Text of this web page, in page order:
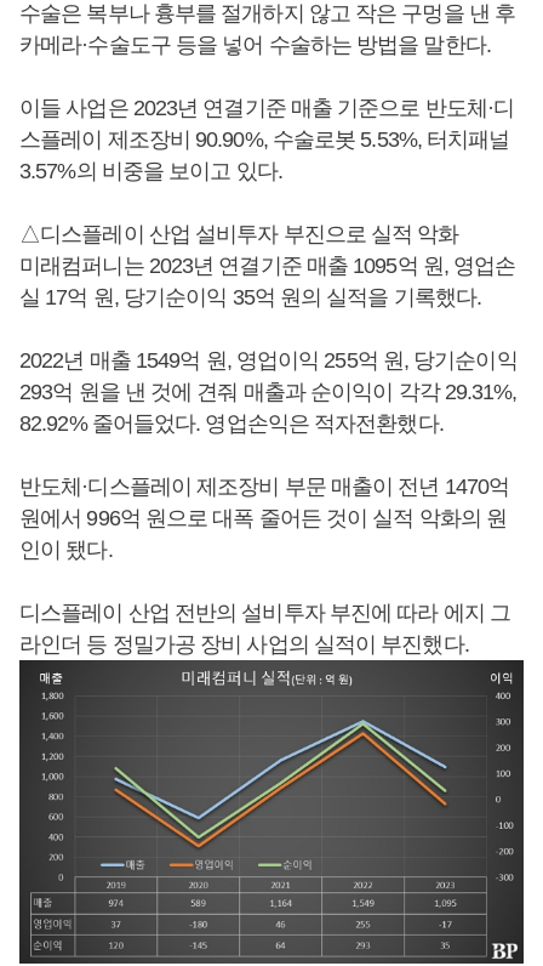
수술은 복부나 흉부를 절개하지 않고 작은 구멍을 낸 후
카메라·수술도구 등을 넣어 수술하는 방법을 말한다.
이들 사업은 2023년 연결기준 매출 기준으로 반도체·디
스플레이 제조장비 90.90%, 수술로봇 5.53%, 터치패널
3.57%의 비중을 보이고 있다.
△디스플레이 산업 설비투자 부진으로 실적 악화
미래컴퍼니는 2023년 연결기준 매출 1095억 원, 영업손
실 17억 원, 당기순이익 35억 원의 실적을 기록했다.
2022년 매출 1549억 원, 영업이익 255억 원, 당기순이익
293억 원을 낸 것에 견줘 매출과 순이익이 각각 29.31%,
82.92% 줄어들었다. 영업손익은 적자전환했다.
반도체·디스플레이 제조장비 부문 매출이 전년 1470억
원에서 996억 원으로 대폭 줄어든 것이 실적 악화의 원
인이 됐다.
디스플레이 산업 전반의 설비투자 부진에 따라 에지 그
라인더 등 정밀가공 장비 사업의 실적이 부진했다.